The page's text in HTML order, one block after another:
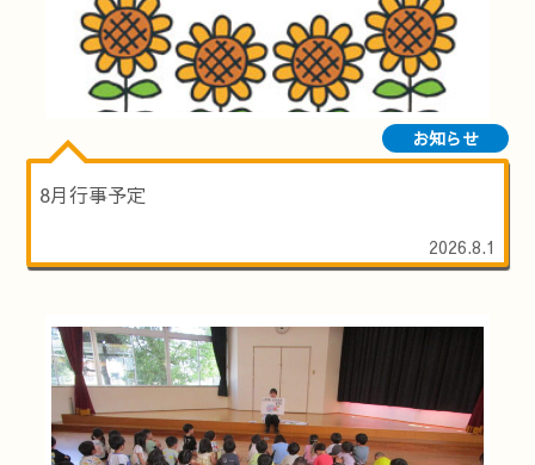
お知らせ
8月行事予定
2026.8.1